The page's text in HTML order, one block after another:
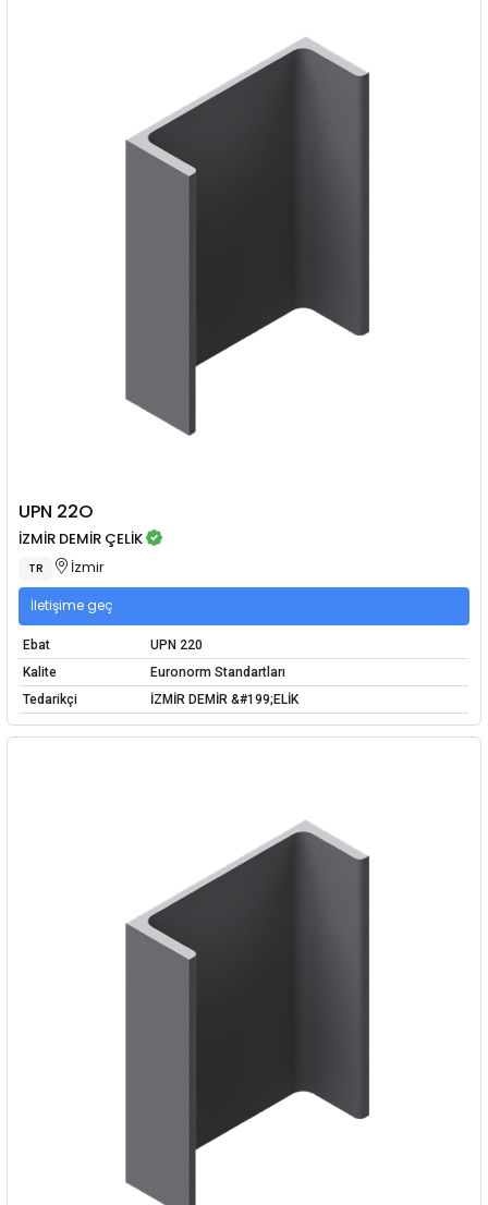
UPN 22O
İZMİR DEMİR ÇELİK
TR İzmir
İletişime geç
Ebat
UPN 220
Kalite
Euronorm Standartları
Tedarikçi
İZMİR DEMİR &#199;ELİK